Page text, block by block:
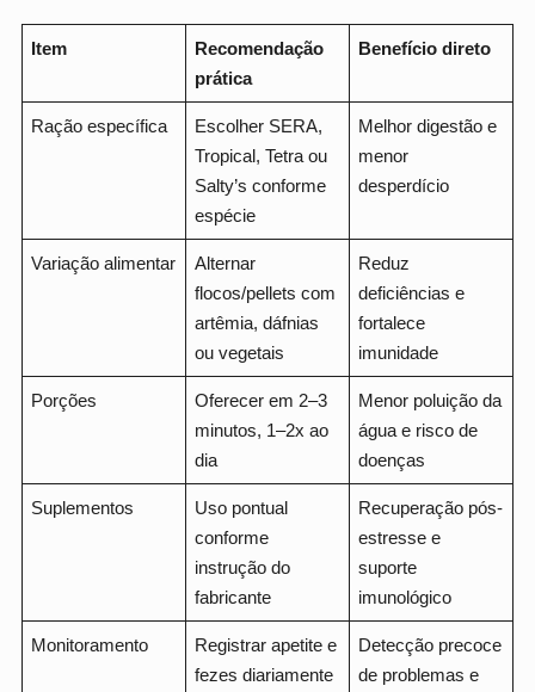
Item
Recomendação
prática
Benefício direto
Ração específica
Escolher SERA,
Tropical, Tetra ou
Salty’s conforme
espécie
Melhor digestão e
menor
desperdício
Variação alimentar
Alternar
flocos/pellets com
artêmia, dáfnias
ou vegetais
Reduz
deficiências e
fortalece
imunidade
Porções
Oferecer em 2–3
minutos, 1–2x ao
dia
Menor poluição da
água e risco de
doenças
Suplementos
Uso pontual
conforme
instrução do
fabricante
Recuperação pós-
estresse e
suporte
imunológico
Monitoramento
Registrar apetite e
fezes diariamente
Detecção precoce
de problemas e